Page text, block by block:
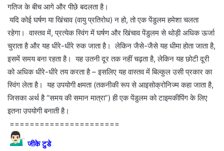
गतिज के बीच आगे और पीछे बदलता है।
यदि कोई घर्षण या खिंचाव (वायु प्रतिरोध) न हो, तो एक पेंडुलम हमेशा चलता
रहेगा। वास्तव में, प्रत्येक स्विंग में घर्षण और खिंचाव पेंडुलम से थोड़ी अधिक ऊर्जा
चुराता है और यह धीरे-धीरे रुक जाता है। लेकिन जैसे-जैसे यह धीमा होता जाता है,
इसमें समय बना रहता है। यह उतनी दूर तक नहीं चढ़ता है, लेकिन यह छोटी दूरी
को अधिक धीरे-धीरे तय करता है – इसलिए यह वास्तव में बिल्कुल उसी प्रकार का
स्विंग लेता है। यह उपयोगी क्षमता (तकनीकी रूप से आइसोक्रोनिज्म कहा जाता है,
जिसका अर्थ है “समय की समान मात्रा”) ही एक पेंडुलम को टाइमकीपिंग के लिए
इतना उपयोगी बनाती है।
======================
‍जीके टुडे